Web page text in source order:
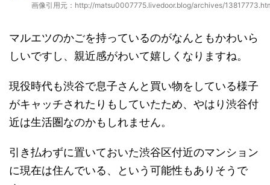
画像引用元：http://matsu0007775.livedoor.blog/archives/
マルエツのかごを持っているのがなんともかわいら
しいですし、親近感がわいて嬉しくなりますね。
現役時代も渋谷で息子さんと買い物をしている様子
がキャッチされたりもしていたため、やはり渋谷付
近は生活圏なのかもしれません。
引き払わずに置いておいた渋谷区付近のマンション
に現在は住んでいる、という可能性もありそうで